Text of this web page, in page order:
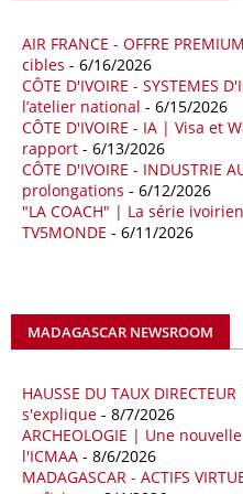
18/04/26 ALGERIE - BP
La multinationale BP signe son
prospection d’hydrocarbures
par l’Agence nationale pour la
hydrocarbures (ALNAFT).
avril par l’institution, intervient
de l’exploration. Le périmètre
l’est du pays jugée peu explorée
lancer ses premières opérations
18/04/26 OUGANDA - CITIBANK
américaine Citibank pour arranger
nécessaires à la construction du
(SGR) qui devrait relier la capitale
Kenya, pour un investissement
de dollars). Selon le secrétaire
AIR FRANCE - OFFRE
cibles - 6/16/2026
CÔTE D'IVOIRE - SYSTEMES
l’atelier national - 6/15/2026
CÔTE D'IVOIRE - IA | Visa et
rapport - 6/13/2026
CÔTE D'IVOIRE - INDUSTRIE
prolongations - 6/12/2026
"LA COACH" | La série
TV5MONDE - 6/11/2026
MADAGASCAR NEWSROOM
HAUSSE DU TAUX
s'explique - 8/7/2026
ARCHEOLOGIE | Une
l'ICMAA - 8/6/2026
MADAGASCAR - ACTIFS